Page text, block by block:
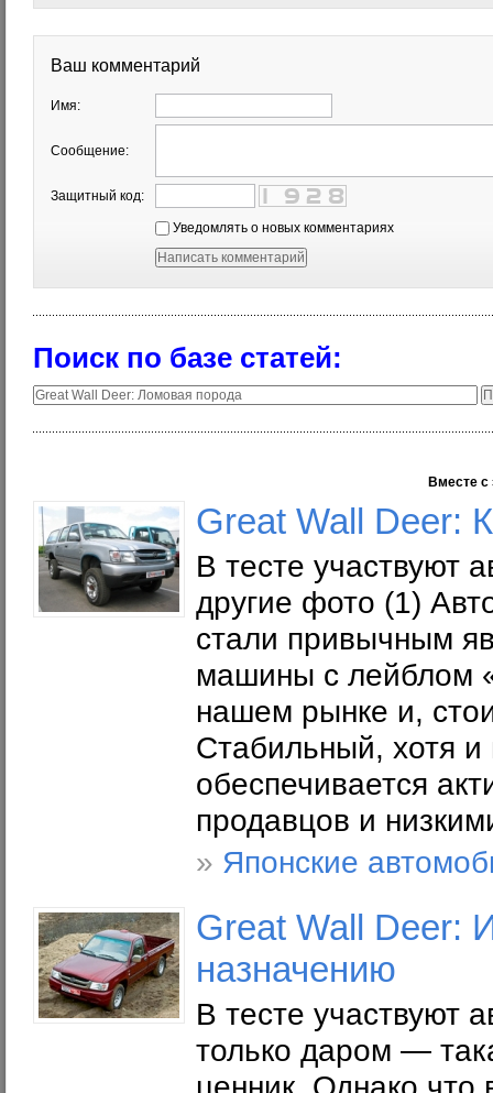
Ваш комментарий
Имя:
Сообщение:
Защитный код:
Уведомлять о новых комментариях
Поиск по базе статей:
Вместе с
Great Wall Deer:
В тесте участвуют
другие фото (1)
стали привычным
машины с лейблом
нашем рынке и,
Стабильный, хотя и
обеспечивается
продавцов и
» Японские
Great Wall Deer:
назначению
В тесте участвуют
только даром —